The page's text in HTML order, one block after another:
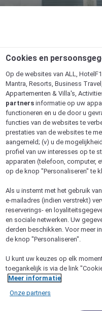
Cookies en
Op de websites van ALL,
Mantra, Resorts, Business
Appartementen & Villa's,
partners informatie op uw
functioneren en u de door u
functies van de websites te
prestaties van de websites te
aangemeld; (v) u de
profiel van uw interesses op te
apparaten (telefoon, computer,
op de knop "Personaliseren" te
Als u instemt met het gebruik
e-mailadres (indien verstrekt)
reserverings- en
en sociale netwerken. Uw
derden beschikken. Voor meer
de knop "Personaliseren".
U kunt uw keuzes op elk
toegankelijk is via de link
Meer informatie
Onze partners